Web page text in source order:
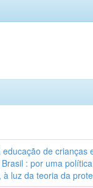
educação de crianças
: por uma
à luz da teoria da